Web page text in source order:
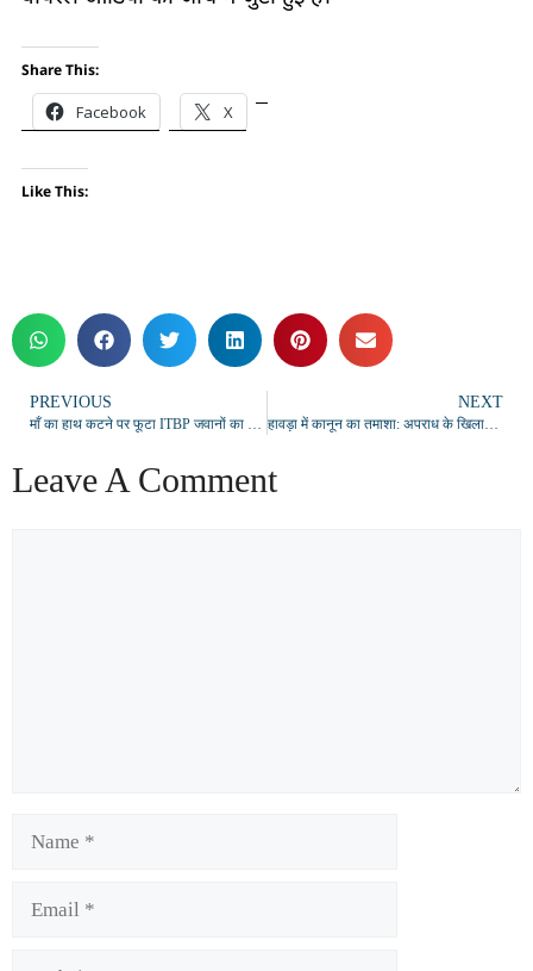
Share This:
Facebook X
Like This:
PREVIOUS NEXT
हावड़ा में कानून का तमाशा: अपराध के खिलाफ कार्रवाई या मानवाधिकारों का उल्लंघन
Leave A Comment